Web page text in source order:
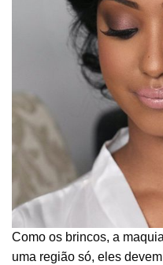
Como os brincos, a
uma região só, eles